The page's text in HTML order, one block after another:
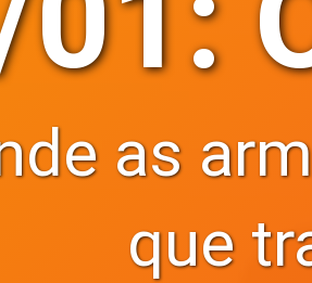
as
que